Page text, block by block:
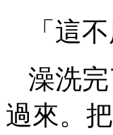
「這
澡洗
過來。